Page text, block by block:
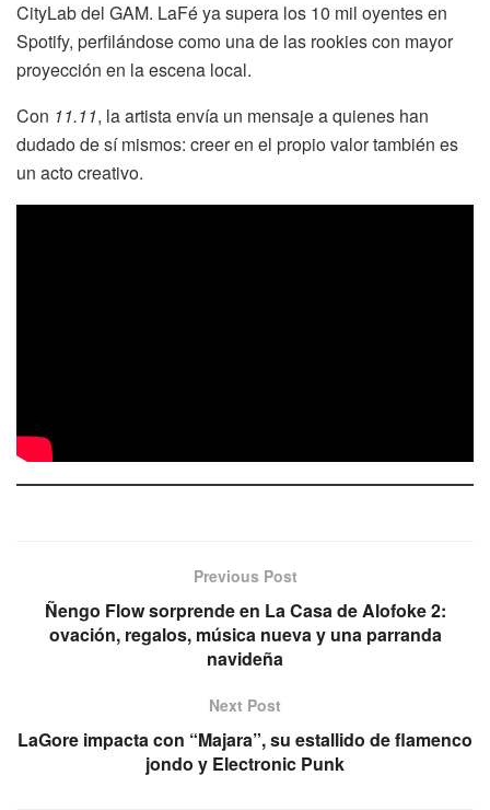
CityLab del GAM. LaFé ya supera los 10 mil oyentes en
Spotify, perfilándose como una de las rookies con mayor
proyección en la escena local.
Con 11.11, la artista envía un mensaje a quienes han
dudado de sí mismos: creer en el propio valor también es
un acto creativo.
Previous Post
Ñengo Flow sorprende en La Casa de Alofoke 2:
ovación, regalos, música nueva y una parranda
navideña
Next Post
LaGore impacta con “Majara”, su estallido de flamenco
jondo y Electronic Punk